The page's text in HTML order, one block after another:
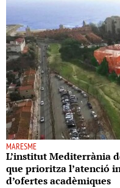
MARESME
L’institut Mediterrània
que prioritza l’atenció
d’ofertes acadèmiques